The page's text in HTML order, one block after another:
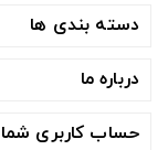
دسته بندی ها
درباره ما
حساب کاربری شما